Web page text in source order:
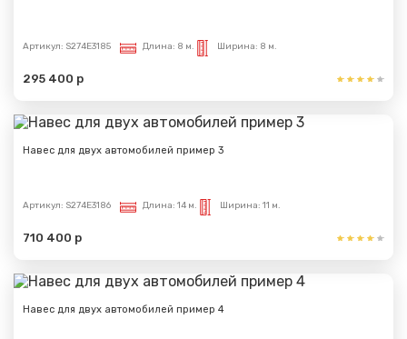
Артикул: S274E3185 Длина: 8 м. Ширина: 8 м.
295 400 р
Навес для двух автомобилей пример 3
Артикул: S274E3186 Длина: 14 м. Ширина: 11 м.
710 400 р
Навес для двух автомобилей пример 4